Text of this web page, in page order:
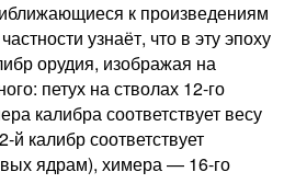
к произведениям
узнаёт, что в эту эпоху
орудия, изображая на
петух на стволах 12-го
калибра соответствует весу
й калибр соответствует
ядрам), химера — 16-го